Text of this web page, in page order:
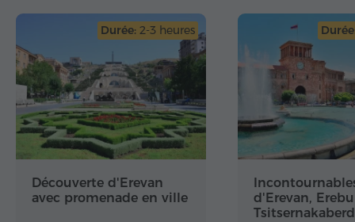
Durée: 2-3 heures
Découverte d'Erevan
avec promenade en ville
d'Erevan,